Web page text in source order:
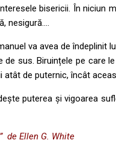
bisericii. În
nesigură….
va avea de
de sus. Biruințele pe
de puternic, încât
puterea și vigoarea
” de Ellen G. White